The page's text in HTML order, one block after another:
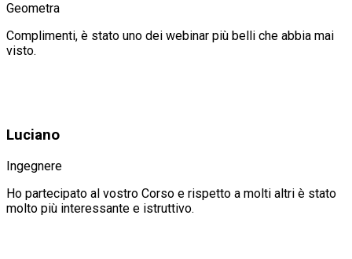
Geometra
Complimenti, è stato uno dei webinar più belli che abbia mai
visto.
Luciano
Ingegnere
Ho partecipato al vostro Corso e rispetto a molti altri è stato
molto più interessante e istruttivo.